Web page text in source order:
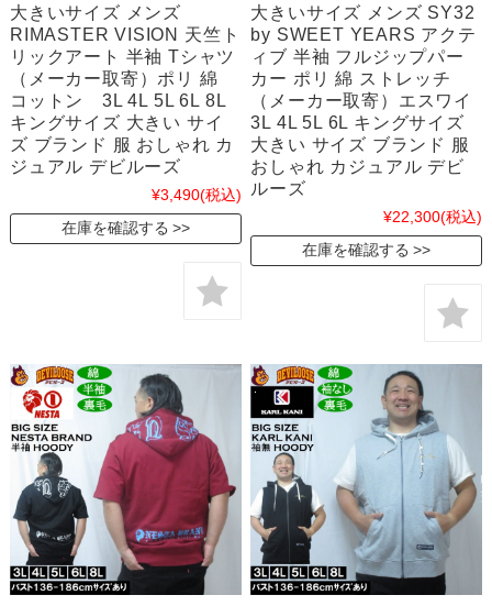
大きいサイズ メンズ
RIMASTER VISION 天竺ト
リックアート 半袖 Tシャツ
（メーカー取寄）ポリ 綿
コットン 3L 4L 5L 6L 8L
キングサイズ 大きい サイ
ズ ブランド 服 おしゃれ カ
ジュアル デビルーズ
¥3,490(税込)
在庫を確認する
大きいサイズ メンズ SY32
by SWEET YEARS アクテ
ィブ 半袖 フルジップパー
カー ポリ 綿 ストレッチ
（メーカー取寄）エスワイ
3L 4L 5L 6L キングサイズ
大きい サイズ ブランド 服
おしゃれ カジュアル デビ
ルーズ
¥22,300(税込)
在庫を確認する